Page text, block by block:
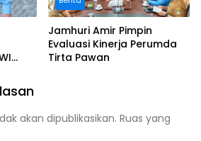
Jamhuri Amir Pimpin
Evaluasi Kinerja Perumda
Tirta Pawan
akan dipublikasikan. Ruas yang